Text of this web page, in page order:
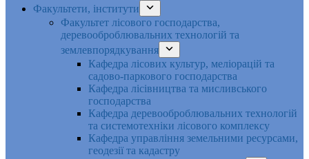
Факультети, інститути
Факультет лісового господарства,
деревооброблювальних технологій та
землевпорядкування
Кафедра лісових культур, меліорацій та
садово-паркового господарства
Кафедра лісівництва та мисливського
господарства
Кафедра деревооброблювальних технологій
та системотехніки лісового комплексу
Кафедра управління земельними ресурсами,
геодезії та кадастру